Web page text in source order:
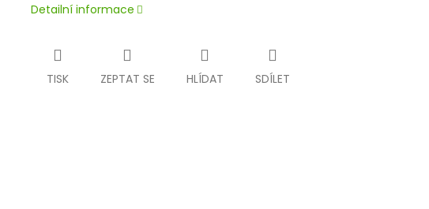
Detailní informace
TISK ZEPTAT SE HLÍDAT SDÍLET